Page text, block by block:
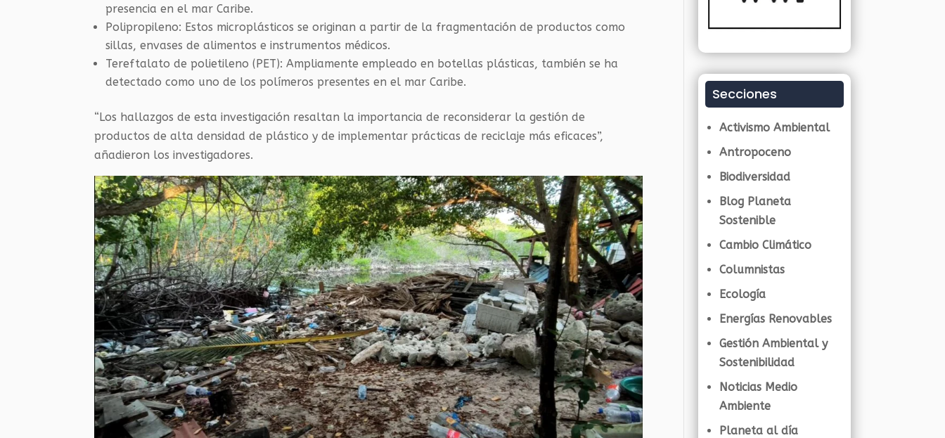
presencia en el mar Caribe.
Polipropileno: Estos microplásticos se originan a partir de la fragmentación de productos como
sillas, envases de alimentos e instrumentos médicos.
Tereftalato de polietileno (PET): Ampliamente empleado en botellas plásticas, también se ha
detectado como uno de los polímeros presentes en el mar Caribe.
“Los hallazgos de esta investigación resaltan la importancia de reconsiderar la gestión de
productos de alta densidad de plástico y de implementar prácticas de reciclaje más eficaces”,
añadieron los investigadores.
Secciones
Activismo Ambiental
Antropoceno
Biodiversidad
Blog Planeta
Sostenible
Cambio Climático
Columnistas
Ecología
Energías Renovables
Gestión Ambiental y
Sostenibilidad
Noticias Medio
Ambiente
Planeta al día